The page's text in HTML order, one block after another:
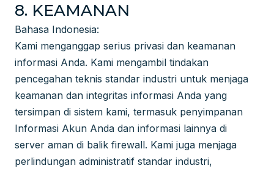
8. KEAMANAN
Bahasa Indonesia:
Kami menganggap serius privasi dan keamanan
informasi Anda. Kami mengambil tindakan
pencegahan teknis standar industri untuk menjaga
keamanan dan integritas informasi Anda yang
tersimpan di sistem kami, termasuk penyimpanan
Informasi Akun Anda dan informasi lainnya di
server aman di balik firewall. Kami juga menjaga
perlindungan administratif standar industri,